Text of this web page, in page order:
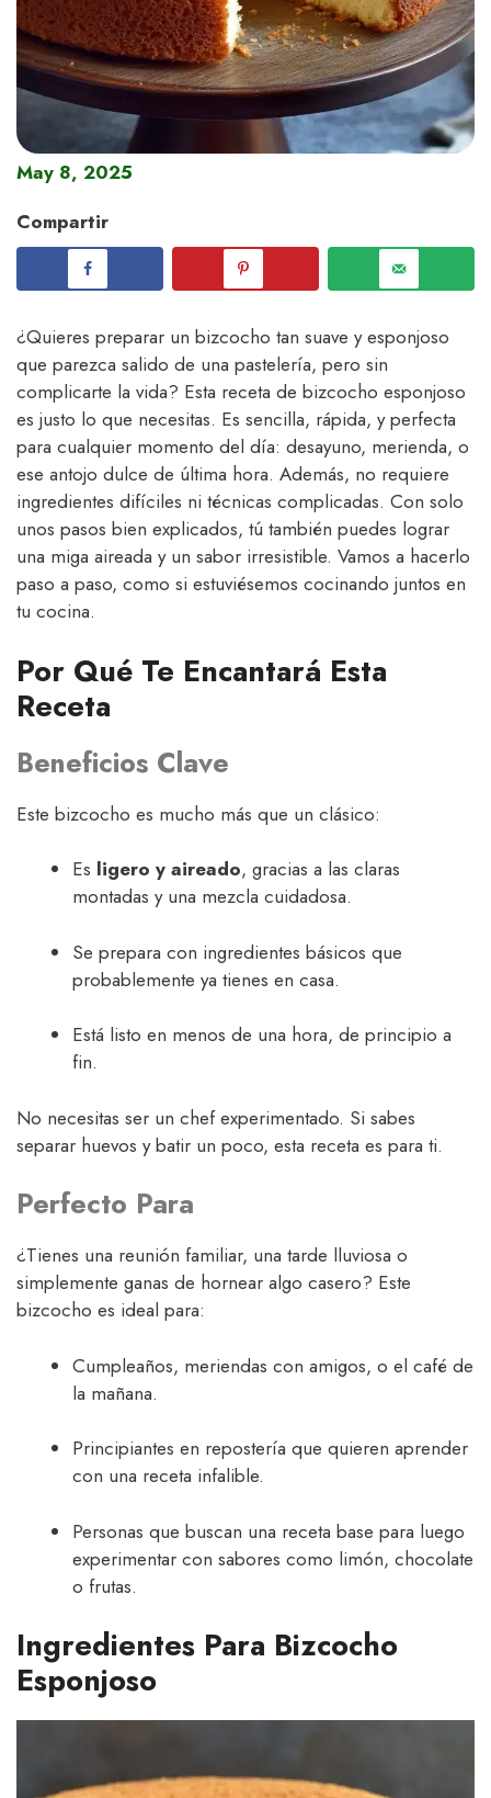
May 8, 2025
Compartir
¿Quieres preparar un bizcocho tan suave y esponjoso
que parezca salido de una pastelería, pero sin
complicarte la vida? Esta receta de bizcocho esponjoso
es justo lo que necesitas. Es sencilla, rápida, y perfecta
para cualquier momento del día: desayuno, merienda, o
ese antojo dulce de última hora. Además, no requiere
ingredientes difíciles ni técnicas complicadas. Con solo
unos pasos bien explicados, tú también puedes lograr
una miga aireada y un sabor irresistible. Vamos a hacerlo
paso a paso, como si estuviésemos cocinando juntos en
tu cocina.
Por Qué Te Encantará Esta
Receta
Beneficios Clave
Este bizcocho es mucho más que un clásico:
Es ligero y aireado, gracias a las claras
montadas y una mezcla cuidadosa.
Se prepara con ingredientes básicos que
probablemente ya tienes en casa.
Está listo en menos de una hora, de principio a
fin.
No necesitas ser un chef experimentado. Si sabes
separar huevos y batir un poco, esta receta es para ti.
Perfecto Para
¿Tienes una reunión familiar, una tarde lluviosa o
simplemente ganas de hornear algo casero? Este
bizcocho es ideal para:
Cumpleaños, meriendas con amigos, o el café de
la mañana.
Principiantes en repostería que quieren aprender
con una receta infalible.
Personas que buscan una receta base para luego
experimentar con sabores como limón, chocolate
o frutas.
Ingredientes Para Bizcocho
Esponjoso